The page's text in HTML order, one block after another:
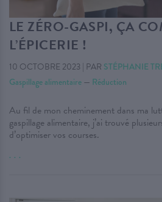
LE ZÉRO-GASPI, ÇA
L’ÉPICERIE !
10 OCTOBRE 2023 | PAR STÉPHANIE
Gaspillage alimentaire — Réduction
Au fil de mon cheminement dans ma
gaspillage alimentaire, j’ai trouvé
d’optimiser vos courses.
. . .